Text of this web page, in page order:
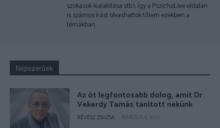
szokások kialakítása stb.), így a PszichoLive oldalán
is számos írást olvashattok tőlem ezekben a
témákban.
Népszerűek
Az öt legfontosabb dolog, amit Dr.
Vekerdy Tamás tanított nekünk
RÉVÉSZ ZSUZSA MÁRCIUS 9, 2021